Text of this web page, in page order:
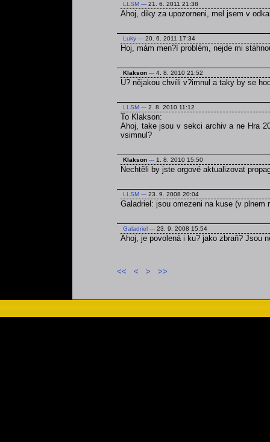
LLSM --- 21. 6. 2011 21:38
Ahoj, diky za upozorneni, mel jsem v
Luky --- 20. 6. 2011 17:34
Hoj, mám men?í problém, nejde mi
Klakson --- 4. 8. 2010 21:52
U? nějakou chvíli v?imnul a taky by se
LLSM --- 2. 8. 2010 11:12
To Klakson:
Ahoj, take jsou v sekci archiv a ne Hra
vsimnul?
Klakson --- 1. 8. 2010 15:50
Nechtěli by jste orgové aktualizovat
LLSM --- 23. 9. 2008 20:04
Galadriel: jsou omezeni na kuse (v plnem
Galadriel --- 23. 9. 2008 15:54
Ahoj, je povolená i ku? jako zbraň? Jsou
<< < > >>